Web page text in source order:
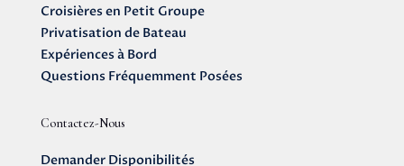
Croisières en Petit Groupe
Privatisation de Bateau
Expériences à Bord
Questions Fréquemment Posées
Contactez-Nous
Demander Disponibilités